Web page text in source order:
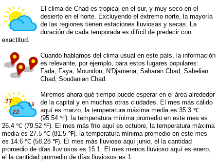
El clima de Chad es tropical en el sur, y muy seco en el
desierto en el norte. Excluyendo el extremo norte, la mayoría
de las regiones tienen estaciones lluviosas y secas. La
duración de cada temporada es difícil de predecir con
exactitud.
Cuando hablamos del clima usual en este país, la información
es relevante, por ejemplo, para estos lugares populares:
Fada, Faya, Moundou, N'Djamena, Saharan Chad, Sahelian
Chad, Soudanian Chad.
Miremos ahora qué tiempo puede esperar en el área alrededor
de la capital y en muchas otras ciudades. El mes más cálido
aquí es marzo, la temperatura máxima media es 35.3 ℃
(95.54 ℉). la temperatura mínima promedio en este mes es
26.4 ℃ (79.52 ℉). El mes más frío aquí es octubre, la temperatura máxima
media es 27.5 ℃ (81.5 ℉). la temperatura mínima promedio en este mes
es 14.6 ℃ (58.28 ℉). El mes más lluvioso aquí junio, el la cantidad
promedio de días lluviosos es 15.1. El mes menos lluvioso aquí es enero,
el la cantidad promedio de días lluviosos es 1.